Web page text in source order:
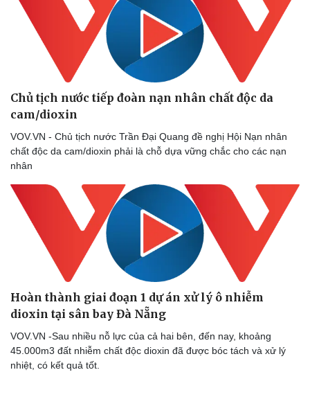
Chủ tịch nước tiếp đoàn nạn nhân chất độc da
cam/dioxin
VOV.VN - Chủ tịch nước Trần Đại Quang đề nghị Hội Nạn nhân
chất độc da cam/dioxin phải là chỗ dựa vững chắc cho các nạn
nhân
Hoàn thành giai đoạn 1 dự án xử lý ô nhiễm
dioxin tại sân bay Đà Nẵng
VOV.VN -Sau nhiều nỗ lực của cả hai bên, đến nay, khoảng
45.000m3 đất nhiễm chất độc dioxin đã được bóc tách và xử lý
nhiệt, có kết quả tốt.